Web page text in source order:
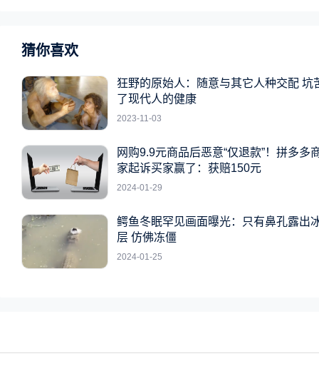
猜你喜欢
狂野的原始人：随意与其它人种交配 坑
了现代人的健康
2023-11-03
网购9.9元商品后恶意“仅退款”！拼多多
家起诉买家赢了：获赔150元
2024-01-29
鳄鱼冬眠罕见画面曝光：只有鼻孔露出
层 仿佛冻僵
2024-01-25